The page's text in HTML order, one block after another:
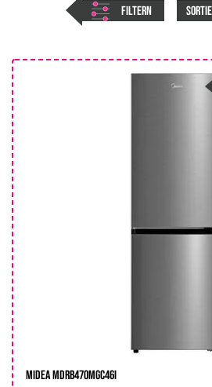
FILTERN
Midea MDRB470MGC46I